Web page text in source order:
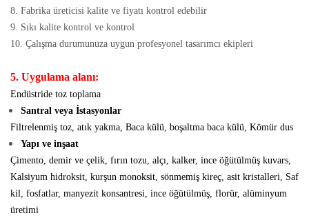
8. Fabrika üreticisi kalite ve fiyatı kontrol edebilir
9. Sıkı kalite kontrol ve kontrol
10. Çalışma durumunuza uygun profesyonel tasarımcı ekipleri
5. Uygulama alanı:
Endüstride toz toplama
Santral veya İstasyonlar
Filtrelenmiş toz, atık yakma, Baca külü, boşaltma baca külü, Kömür dus
Yapı ve inşaat
Çimento, demir ve çelik, fırın tozu, alçı, kalker, ince öğütülmüş kuvars,
Kalsiyum hidroksit, kurşun monoksit, sönmemiş kireç, asit kristalleri, Saf
kil, fosfatlar, manyezit konsantresi, ince öğütülmüş, florür, alüminyum
üretimi